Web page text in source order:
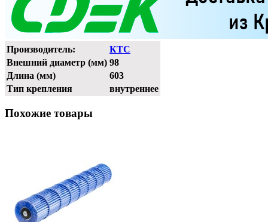
Производитель:
КТС
Внешний диаметр (мм) 98
Длина (мм)
603
Тип крепления
внутреннее
Похожие товары